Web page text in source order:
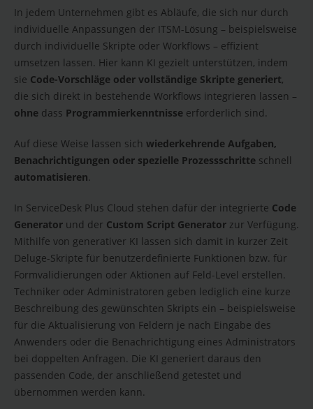
In jedem Unternehmen gibt es Abläufe, die sich nur durch
individuelle Anpassungen der ITSM-Lösung – beispielsweise
durch individuelle Skripte oder Workflows – effizient
umsetzen lassen. Hier kann KI gezielt unterstützen, indem
sie Code-Vorschläge oder vollständige Skripte generiert,
die sich direkt in bestehende Workflows integrieren lassen –
ohne dass Programmierkenntnisse erforderlich sind.
Auf diese Weise lassen sich wiederkehrende Aufgaben,
Benachrichtigungen oder spezielle Prozessschritte schnell
automatisieren.
In ServiceDesk Plus Cloud stehen dafür der integrierte Code
Generator und der Custom Script Generator zur Verfügung.
Mithilfe von generativer KI lassen sich damit in kurzer Zeit
Deluge-Skripte für benutzerdefinierte Funktionen bzw. für
Formvalidierungen oder Aktionen auf Feld-Level erstellen.
Techniker oder Administratoren geben lediglich eine kurze
Beschreibung des gewünschten Skripts ein – beispielsweise
für die Aktualisierung von Feldern je nach Eingabe des
Anwenders oder die Benachrichtigung eines Administrators
bei doppelten Anfragen. Die KI generiert daraus den
passenden Code, der anschließend getestet und
übernommen werden kann.